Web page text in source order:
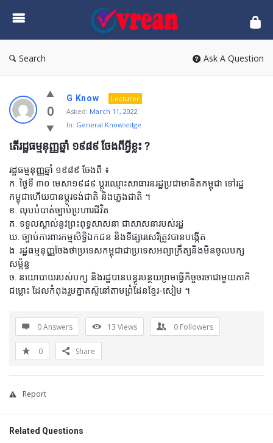
vrean.com
Search Ask A Question
0
G Know
Lecturer
Asked: March 11, 2022
In: General Knowledge
តើរដ្ឋធម្មនុញ្ញឆ្នាំ ១៩៨៩ ចែងពីអ្វីខ្លះ ?
រដ្ឋធម្មនុញ្ញឆ្នាំ ១៩៨៩ ចែងពី ៖
ក. ថ្ងៃទី ៣០ មេសា១៩៨៩ ប្តូរឈ្មោះសាធារនរដ្ឋប្រជាមានិតកម្ពុជា ទៅរដ្ឋ
កម្ពុជាហើយបានប្តូរទង់ជាតិ និងភ្លេងជាតិ ។
ខ. លុបបំបាត់ច្បាប់ប្រហារជីវិត
គ. ទទួលស្គាល់នូវព្រះពុទ្ធសាសនា ជាសាសនារបស់រដ្ឋ
ឃ. ច្បាប់ការពារកម្មសិទ្ធិឯកជន និងទីផ្សារសេរីត្រូវបានបង្កើត
ង. រដ្ឋធម្មនុញ្ញចែងថាប្រទេសកម្ពុជាជាប្រទេសអព្យាក្រឹត្យនិងមិនចូលបក្ស
សម្ព័ន្ធ
ច. នយោបាយរបស់បក្ស និងរដ្ឋបានបន្ធូរបន្ថយព្រមធ្វើកិច្ចចរចាជាមួយភាគី
ជម្លោះ ដែលកំពុងរួមគ្នាតស៊ូនៅតាមព្រំដែនខ្មែរ-សៀម ។
0 Answers 13 Views 0 Followers
0 Share
Report
Related Questions